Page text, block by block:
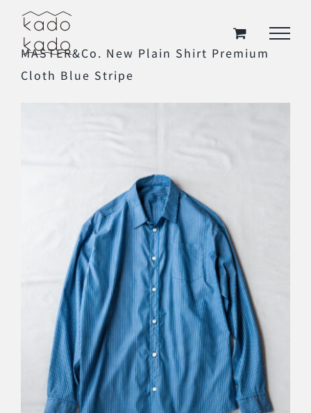
Skip
contentMASTER&Co. New Plain Shirt Premium
Cloth Blue Stripe